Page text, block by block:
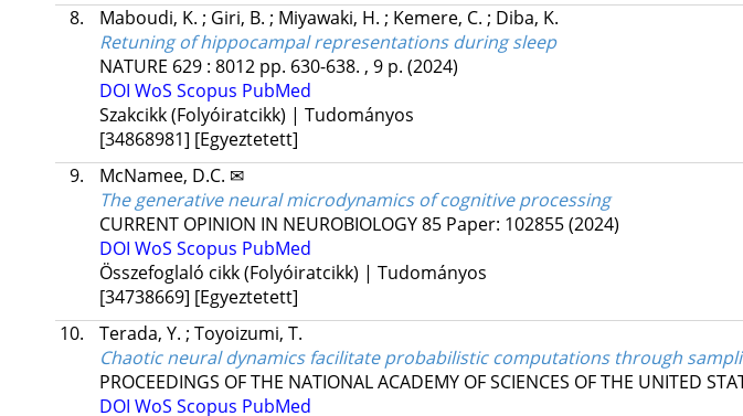
8.
Maboudi, K. ; Giri, B. ; Miyawaki, H. ; Kemere, C. ; Diba, K.
Retuning of hippocampal representations during sleep
NATURE 629: 8012 pp. 630-638. , 9 p. (2024)
DOI WoS Scopus PubMed
Szakcikk (Folyóiratcikk) | Tudományos
[34868981] [Egyeztetett]
9.
McNamee, D.C. ✉
The generative neural microdynamics of cognitive processing
CURRENT OPINION IN NEUROBIOLOGY85 Paper: 102855(2024)
DOI WoS Scopus PubMed
Összefoglaló cikk (Folyóiratcikk) | Tudományos
[34738669] [Egyeztetett]
10.
Terada, Y. ; Toyoizumi, T.
Chaotic neural dynamics facilitate probabilistic computations through
PROCEEDINGS OF THE NATIONAL ACADEMY OF SCIENCES OF THE UNITED
DOI WoS Scopus PubMed